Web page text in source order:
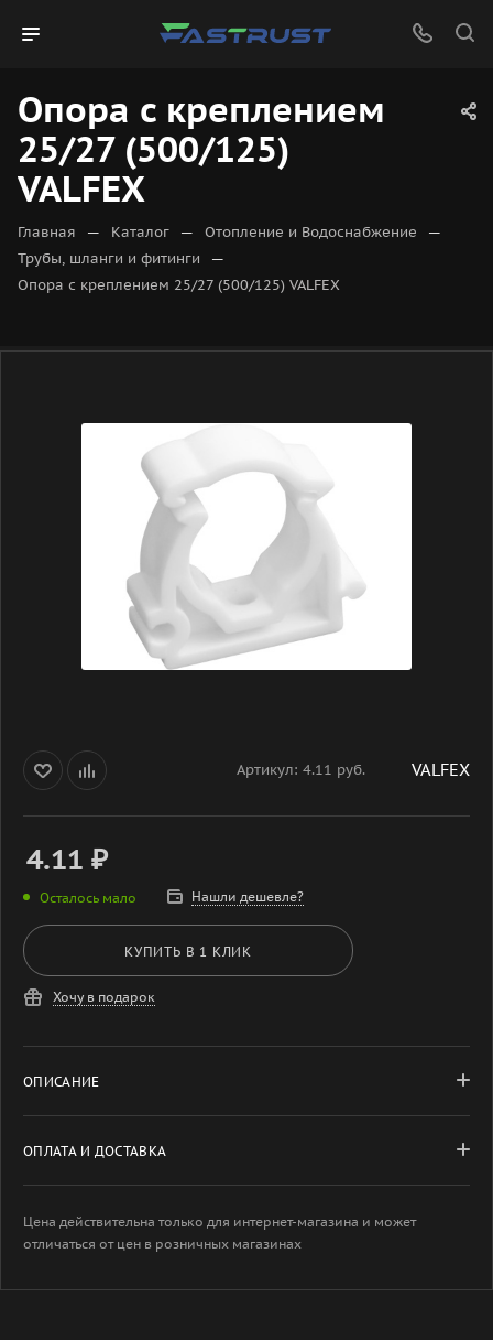
Опора с креплением
25/27 (500/125)
VALFEX
Главная — Каталог — Отопление и Водоснабжение —
Трубы, шланги и фитинги —
Опора с креплением 25/27 (500/125) VALFEX
Артикул: 4.11 руб. VALFEX
4.11 ₽
Осталось мало Нашли дешевле?
КУПИТЬ В 1 КЛИК
Хочу в подарок
ОПИСАНИЕ
ОПЛАТА И ДОСТАВКА
Цена действительна только для интернет-магазина и может
отличаться от цен в розничных магазинах